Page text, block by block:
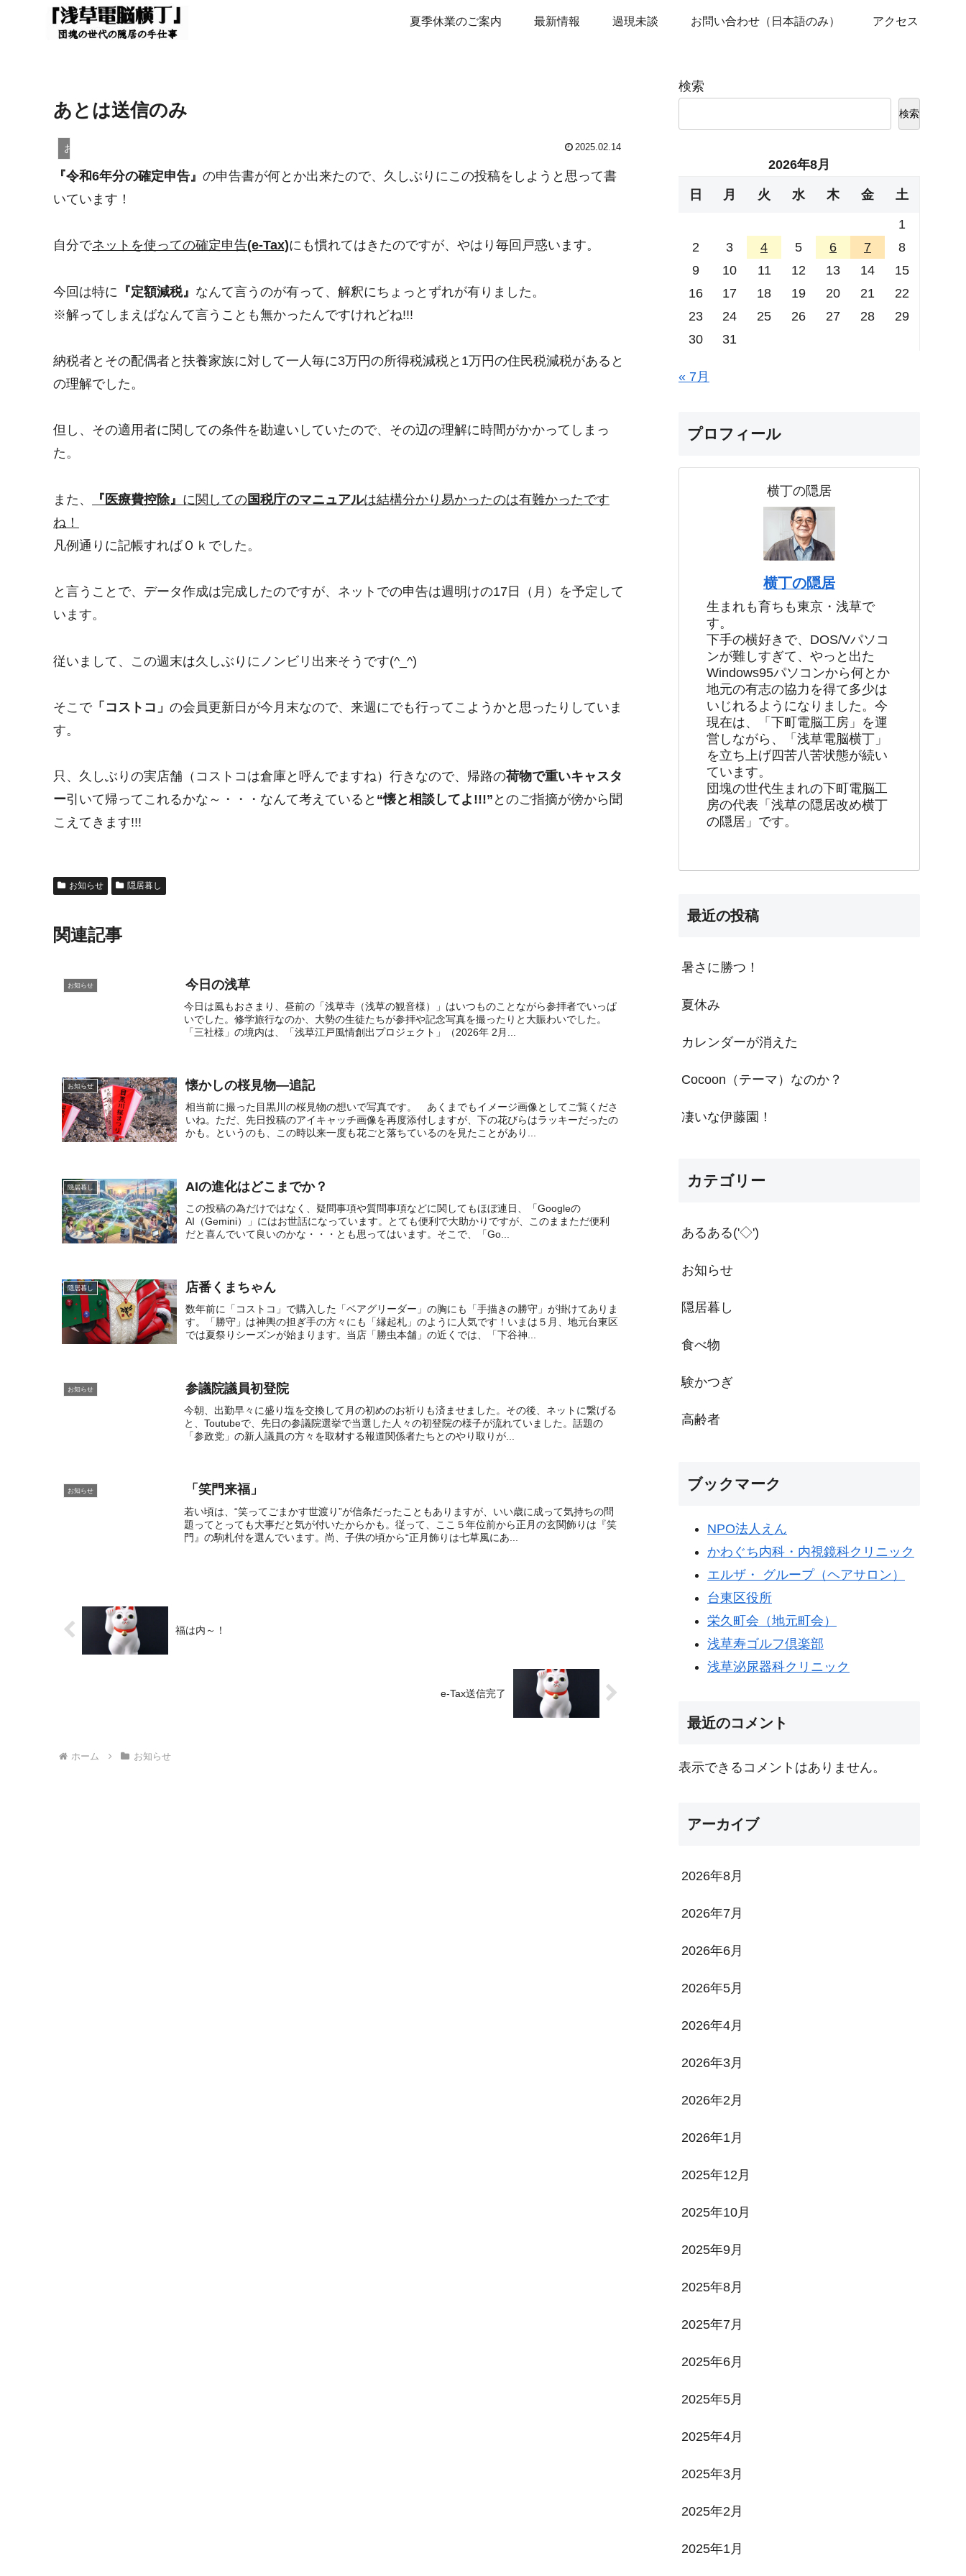
夏季休業のご案内 最新情報 過現未談 お問い合わせ（日本語のみ） アクセス
あとは送信のみ
お知らせ 2025.02.14
『令和6年分の確定申告』 の申告書が何とか出来たので、久しぶりにこの投稿をしようと思って書
いています！
自分でネットを使っての確定申告(e-Tax)にも慣れてはきたのですが、やはり毎回戸惑います。
今回は特に 『定額減税』 なんて言うのが有って、解釈にちょっとずれが有りました。
※解ってしまえばなんて言うことも無かったんですけれどね!!!
納税者とその配偶者と扶養家族に対して一人毎に3万円の所得税減税と1万円の住民税減税があると
の理解でした。
但し、その適用者に関しての条件を勘違いしていたので、その辺の理解に時間がかかってしまっ
た。
また、 『医療費控除』 に関しての国税庁のマニュアルは結構分かり易かったのは有難かったです
ね！
凡例通りに記帳すればＯｋでした。
と言うことで、データ作成は完成したのですが、ネットでの申告は週明けの17日（月）を予定して
います。
従いまして、この週末は久しぶりにノンビリ出来そうです(^_^)
そこで「コストコ」 の会員更新日が今月末なので、来週にでも行ってこようかと思ったりしていま
す。
只、久しぶりの実店舗（コストコは倉庫と呼んでますね）行きなので、帰路の荷物で重いキャスタ
ー引いて帰ってこれるかな～・・・なんて考えていると “懐と相談してよ!!!” とのご指摘が傍から聞
こえてきます!!!
お知らせ 隠居暮し
関連記事
お知らせ 今日の浅草
今日は風もおさまり、昼前の「浅草寺（浅草の観音様）」はいつものことながら参拝者でいっぱ
いでした。修学旅行なのか、大勢の生徒たちが参拝や記念写真を撮ったりと大賑わいでした。
「三社様」の境内は、「浅草江戸風情創出プロジェクト」（2026年 2月...
お知らせ 懐かしの桜見物—追記
相当前に撮った目黒川の桜見物の想いで写真です。 あくまでもイメージ画像としてご覧くださ
いね。ただ、先日投稿のアイキャッチ画像を再度添付しますが、下の花びらはラッキーだったの
かも。というのも、この時以来一度も花ごと落ちているのを見たことがあり...
隠居暮し AIの進化はどこまでか？
この投稿の為だけではなく、疑問事項や質問事項などに関してもほぼ連日、「Googleの
AI（Gemini）」にはお世話になっています。とても便利で大助かりですが、このままただ便利
だと喜んでいて良いのかな・・・とも思ってはいます。そこで、「Go...
隠居暮し 店番くまちゃん
数年前に「コストコ」で購入した「ベアグリーダー」の胸にも「手描きの勝守」が掛けてありま
す。「勝守」は神輿の担ぎ手の方々にも「縁起札」のように人気です！いまは５月、地元台東区
では夏祭りシーズンが始まります。当店「勝虫本舗」の近くでは、「下谷神...
お知らせ 参議院議員初登院
今朝、出勤早々に盛り塩を交換して月の初めのお祈りも済ませました。その後、ネットに繋げる
と、Toutubeで、先日の参議院選挙で当選した人々の初登院の様子が流れていました。話題の
「参政党」の新人議員の方々を取材する報道関係者たちとのやり取りが...
お知らせ 「笑門来福」
若い頃は、“笑ってごまかす世渡り”が信条だったこともありますが、いい歳に成って気持ちの問
題ってとっても大事だと気が付いたからかも。従って、ここ５年位前から正月の玄関飾りは『笑
門』の駒札付を選んでいます。尚、子供の頃から“正月飾りは七草風にあ...
福は内～！
e-Tax送信完了
ホーム お知らせ
検索
検索
2026年8月
日 月 火 水 木 金 土
1
2
3 4 5 6 7
8
9
10 11 12 13 14
15
16
17 18 19 20 21
22
23
24 25 26 27 28
29
30
31
« 7月
プロフィール
横丁の隠居
横丁の隠居
生まれも育ちも東京・浅草で
す。
下手の横好きで、DOS/Vパソコ
ンが難しすぎて、やっと出た
Windows95パソコンから何とか
地元の有志の協力を得て多少は
いじれるようになりました。今
現在は、「下町電脳工房」を運
営しながら、「浅草電脳横丁」
を立ち上げ四苦八苦状態が続い
ています。
団塊の世代生まれの下町電脳工
房の代表「浅草の隠居改め横丁
の隠居」です。
最近の投稿
暑さに勝つ！
夏休み
カレンダーが消えた
Cocoon（テーマ）なのか？
凄いな伊藤園！
カテゴリー
あるある('◇')ゞ
お知らせ
隠居暮し
食べ物
験かつぎ
高齢者
ブックマーク
NPO法人えん
かわぐち内科・内視鏡科クリニック
エルザ・ グループ（ヘアサロン）
台東区役所
栄久町会（地元町会）
浅草寿ゴルフ倶楽部
浅草泌尿器科クリニック
最近のコメント
表示できるコメントはありません。
アーカイブ
2026年8月
2026年7月
2026年6月
2026年5月
2026年4月
2026年3月
2026年2月
2026年1月
2025年12月
2025年10月
2025年9月
2025年8月
2025年7月
2025年6月
2025年5月
2025年4月
2025年3月
2025年2月
2025年1月